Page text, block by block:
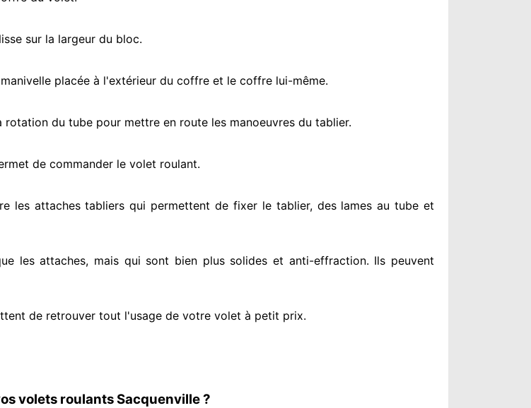
sur la largeur du bloc.
placée à l'extérieur du coffre et le coffre lui-même.
du tube pour mettre en route les manoeuvres du tablier.
de commander le volet roulant.
les attaches tabliers qui permettent de fixer le tablier, des lames au tube et
les attaches, mais qui sont bien plus solides et anti-effraction. Ils peuvent
de retrouver tout l'usage de votre volet à petit prix.
volets roulants Sacquenville ?